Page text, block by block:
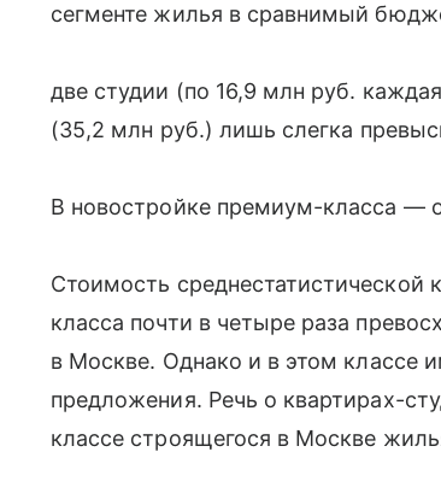
сегменте жилья в сравнимый
две студии (по 16,9 млн руб.
(35,2 млн руб.) лишь слегка
В новостройке премиум-класса —
Стоимость
класса почти в четыре раза
в Москве. Однако и в этом классе
предложения. Речь о квартирах-
классе строящегося в Москве